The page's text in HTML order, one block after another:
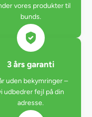
vores produkter til
bunds.
3 års garanti
uden bekymringer –
udbedrer fejl på din
adresse.